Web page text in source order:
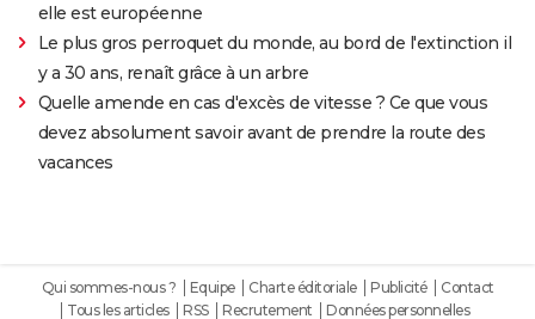
elle est européenne
Le plus gros perroquet du monde, au bord de l'extinction il
y a 30 ans, renaît grâce à un arbre
Quelle amende en cas d'excès de vitesse ? Ce que vous
devez absolument savoir avant de prendre la route des
vacances
Qui sommes-nous ? Equipe Charte éditoriale Publicité
Contact
Tous les articles
RSS Recrutement Données personnelles